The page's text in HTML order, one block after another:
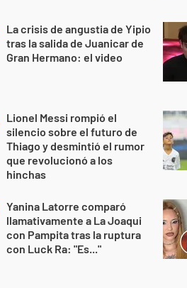
La crisis de angustia de Yipio
tras la salida de Juanicar de
Gran Hermano: el video
Lionel Messi rompió el
silencio sobre el futuro de
Thiago y desmintió el rumor
que revolucionó a los
hinchas
Yanina Latorre comparó
llamativamente a La Joaqui
con Pampita tras la ruptura
con Luck Ra: "Es..."